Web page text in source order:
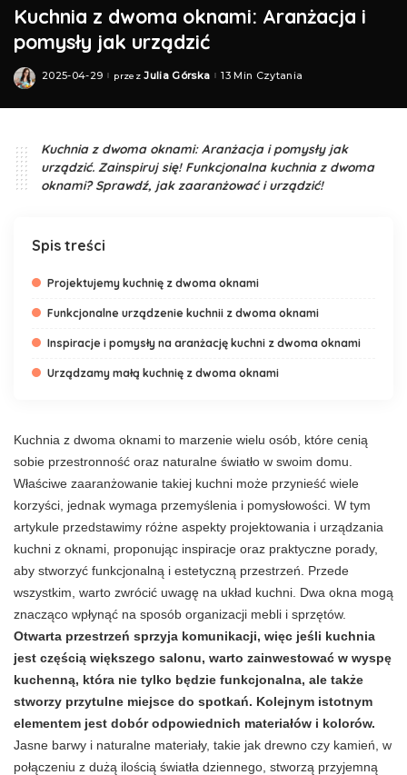
Kuchnia z dwoma oknami: Aranżacja i
pomysły jak urządzić
2025-04-29Posted
przez Julia Górska 13 Min Czytania
Kuchnia z dwoma oknami: Aranżacja i pomysły jak
urządzić. Zainspiruj się! Funkcjonalna kuchnia z dwoma
oknami? Sprawdź, jak zaaranżować i urządzić!
Spis treści
Projektujemy kuchnię z dwoma oknami
Funkcjonalne urządzenie kuchnii z dwoma oknami
Inspiracje i pomysły na aranżację kuchni z dwoma oknami
Urządzamy małą kuchnię z dwoma oknami
Kuchnia z dwoma oknami to marzenie wielu osób, które cenią
sobie przestronność oraz naturalne światło w swoim domu.
Właściwe zaaranżowanie takiej kuchni może przynieść wiele
korzyści, jednak wymaga przemyślenia i pomysłowości. W tym
artykule przedstawimy różne aspekty projektowania i urządzania
kuchni z oknami, proponując inspiracje oraz praktyczne porady,
aby stworzyć funkcjonalną i estetyczną przestrzeń. Przede
wszystkim, warto zwrócić uwagę na układ kuchni. Dwa okna mogą
znacząco wpłynąć na sposób organizacji mebli i sprzętów.
Otwarta przestrzeń sprzyja komunikacji, więc jeśli kuchnia
jest częścią większego salonu, warto zainwestować w wyspę
kuchenną, która nie tylko będzie funkcjonalna, ale także
stworzy przytulne miejsce do spotkań. Kolejnym istotnym
elementem jest dobór odpowiednich materiałów i kolorów.
Jasne barwy i naturalne materiały, takie jak drewno czy kamień, w
połączeniu z dużą ilością światła dziennego, stworzą przyjemną